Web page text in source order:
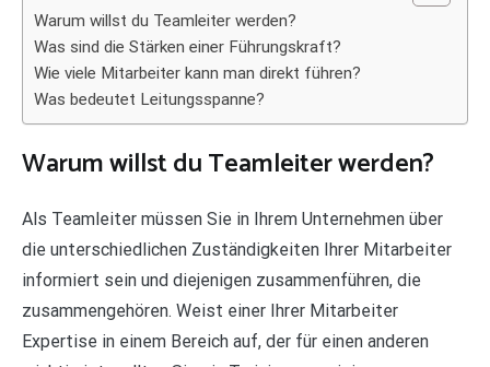
Warum willst du Teamleiter werden?
Was sind die Stärken einer Führungskraft?
Wie viele Mitarbeiter kann man direkt führen?
Was bedeutet Leitungsspanne?
Warum willst du Teamleiter werden?
Als Teamleiter müssen Sie in Ihrem Unternehmen über
die unterschiedlichen Zuständigkeiten Ihrer Mitarbeiter
informiert sein und diejenigen zusammenführen, die
zusammengehören. Weist einer Ihrer Mitarbeiter
Expertise in einem Bereich auf, der für einen anderen